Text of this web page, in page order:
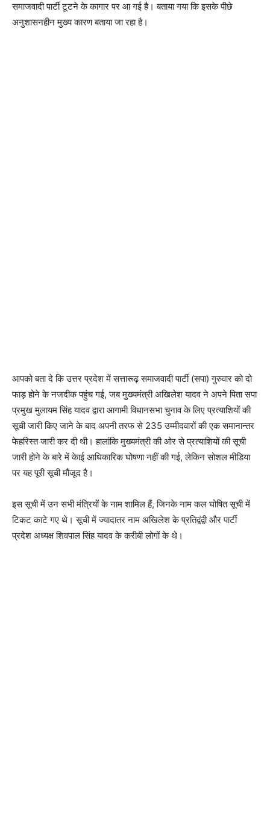
समाजवादी पार्टी टूटने के कागार पर आ गई है। बताया गया कि इसके पीछे
अनुशासनहीन मुख्य कारण बताया जा रहा है।
आपको बता दे कि उत्तर प्रदेश में सत्तारूढ़ समाजवादी पार्टी (सपा) गुरुवार को दो
फाड़ होने के नजदीक पहुंच गई, जब मुख्यमंत्री अखिलेश यादव ने अपने पिता सपा
प्रमुख मुलायम सिंह यादव द्वारा आगामी विधानसभा चुनाव के लिए प्रत्याशियों की
सूची जारी किए जाने के बाद अपनी तरफ से 235 उम्मीदवारों की एक समानान्तर
फेहरिस्त जारी कर दी थी। हालांकि मुख्यमंत्री की ओर से प्रत्याशियों की सूची
जारी होने के बारे में केाई आधिकारिक घोषणा नहीं की गई, लेकिन सोशल मीडिया
पर यह पूरी सूची मौजूद है।
इस सूची में उन सभी मंत्रियों के नाम शामिल हैं, जिनके नाम कल घोषित सूची में
टिकट काटे गए थे। सूची में ज्यादातर नाम अखिलेश के प्रतिद्वंद्वी और पार्टी
प्रदेश अध्यक्ष शिवपाल सिंह यादव के करीबी लोगों के थे।